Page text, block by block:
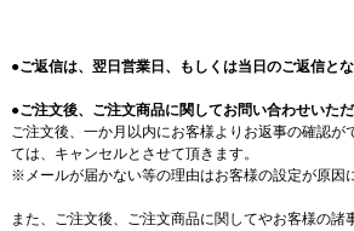
●ご返信は、翌日営業日、もしくは当日のご返信とな
●ご注文後、ご注文商品に関してお問い合わせいた
ご注文後、一か月以内にお客様よりお返事の確認が
ては、キャンセルとさせて頂きます。
※メールが届かない等の理由はお客様の設定が原因
また、ご注文後、ご注文商品に関してやお客様の諸